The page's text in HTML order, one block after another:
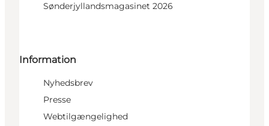
Sønderjyllandsmagasinet 2026
Information
Nyhedsbrev
Presse
Webtilgængelighed